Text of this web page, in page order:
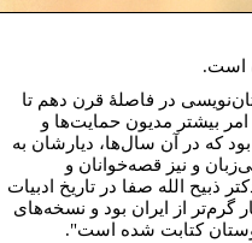
است.
در فاصلۀ قرن دهم تا
بیشتر مدیون حمایت‌ها و
که در آن سال‌ها، دیارشان به
و نیز قصه‌خوانان و
ذبیح الله‌ صفا در تاریخ ادبیات
گرم‌تر از ایران بود و نسخه‌های
کتابت شده است".